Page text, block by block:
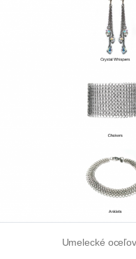
Umelecké